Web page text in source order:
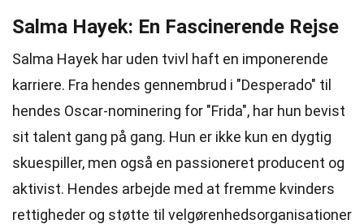
Salma Hayek: En Fascinerende Rejse
Salma Hayek har uden tvivl haft en imponerende
karriere. Fra hendes gennembrud i "Desperado" til
hendes Oscar-nominering for "Frida", har hun bevist
sit talent gang på gang. Hun er ikke kun en dygtig
skuespiller, men også en passioneret producent og
aktivist. Hendes arbejde med at fremme kvinders
rettigheder og støtte til velgørenhedsorganisationer